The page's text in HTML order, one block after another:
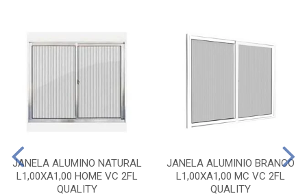
JANELA ALUMINO NATURAL
L1,00XA1,00 HOME VC 2FL
QUALITY
JANELA ALUMINIO BRANCO
L1,00XA1,00 MC VC 2FL
QUALITY